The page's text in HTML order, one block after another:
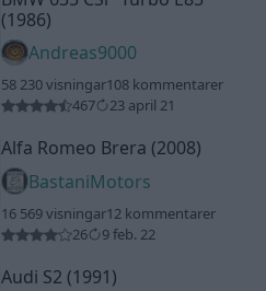
(1986)
Andreas9000
58 230 visningar108 kommentarer
467
23 april 21
Alfa Romeo Brera (2008)
BastaniMotors
16 569 visningar12 kommentarer
26
9 feb. 22
Audi S2 (1991)